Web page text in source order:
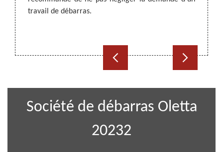
vos
travail de débarras.
de
coup
très
Société de débarras Oletta
20232